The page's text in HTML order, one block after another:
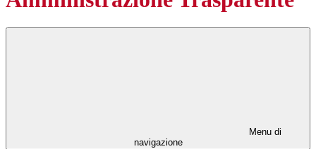
Menu di
navigazione